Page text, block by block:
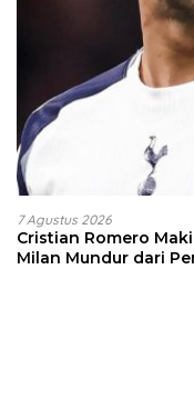
7 Agustus 2026
Cristian Romero
Milan Mundur dari